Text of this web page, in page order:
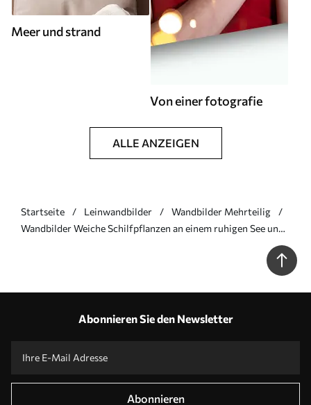
Meer und strand
Von einer fotografie
ALLE ANZEIGEN
Startseite Leinwandbilder
Wandbilder Mehrteilig
Wandbilder Weiche Schilfpflanzen an einem ruhigen See und
Abonnieren Sie den Newsletter
Abonnieren